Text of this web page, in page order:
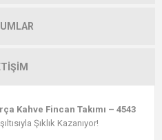
Kahve Fincan Takımı – 4543
Şıklık Kazanıyor!